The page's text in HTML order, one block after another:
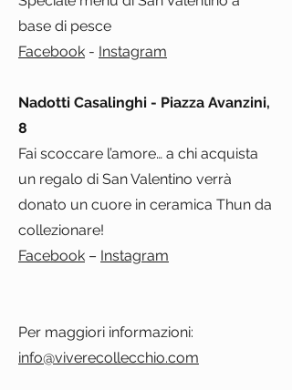
base di pesce
Facebook - Instagram
Nadotti Casalinghi - Piazza Avanzini,
8
Fai scoccare l’amore… a chi acquista
un regalo di San Valentino verrà
donato un cuore in ceramica Thun da
collezionare!
Facebook – Instagram
Per maggiori informazioni:
info@viverecollecchio.com